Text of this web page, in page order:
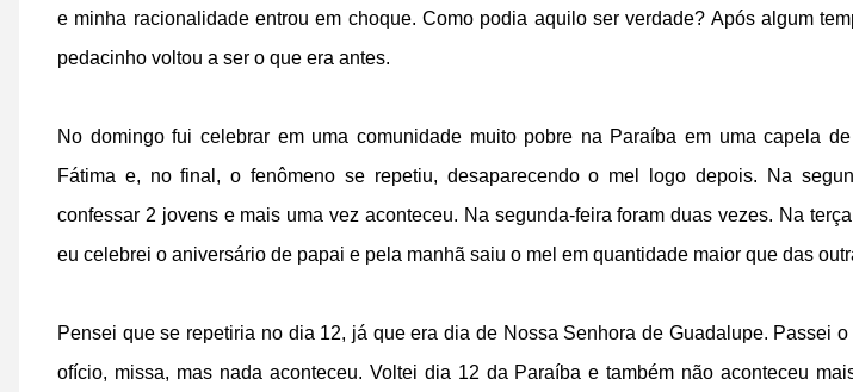
e minha racionalidade entrou em choque. Como podia aquilo ser verdade? Após algum
pedacinho voltou a ser o que era antes.
No domingo fui celebrar em uma comunidade muito pobre na Paraíba em uma capela
Fátima e, no final, o fenômeno se repetiu, desaparecendo o mel logo depois. Na
confessar 2 jovens e mais uma vez aconteceu. Na segunda-feira foram duas vezes. Na
eu celebrei o aniversário de papai e pela manhã saiu o mel em quantidade maior que das
Pensei que se repetiria no dia 12, já que era dia de Nossa Senhora de Guadalupe. Passei
ofício, missa, mas nada aconteceu. Voltei dia 12 da Paraíba e também não aconteceu